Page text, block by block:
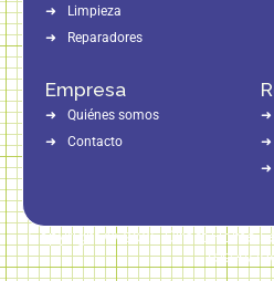
Limpieza
Reparadores
Empresa
Quiénes somos
Contacto
Copyright © 2026 Direct Home